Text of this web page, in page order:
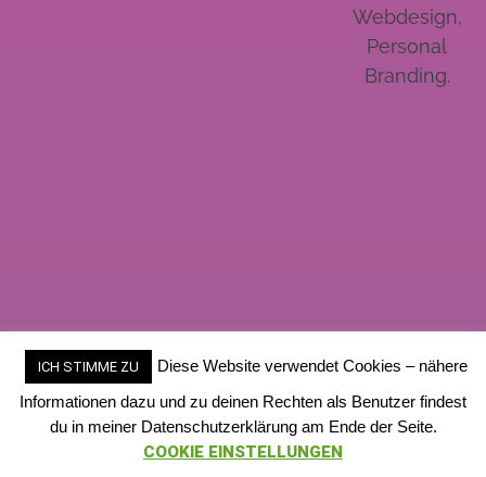
Webdesign,
Personal
Branding.
ICH STIMME ZU
Diese Website verwendet Cookies – nähere
Informationen dazu und zu deinen Rechten als Benutzer findest
du in meiner Datenschutzerklärung am Ende der Seite.
COOKIE EINSTELLUNGEN